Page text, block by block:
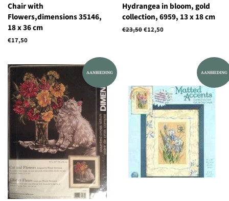
Chair with
Flowers,dimensions 35146,
18 x 36 cm
Normale
€17,50
Hydrangea in bloom, gold
collection, 6959, 13 x 18 cm
Normale
€23,50Aanbiedingsprijs
€12,50
AANBIEDING AANBIEDING